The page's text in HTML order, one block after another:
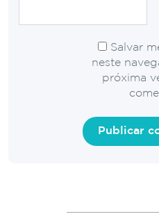
Salvar
neste
próxima